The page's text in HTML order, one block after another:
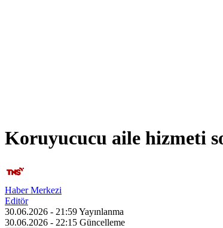
Koruyucucu aile hizmeti
Haber Merkezi
Editör
30.06.2026 - 21:59Yayınlanma
30.06.2026 - 22:15 Güncelleme